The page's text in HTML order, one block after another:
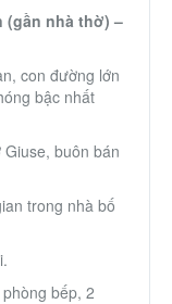
(gần nhà thờ) –
con đường lớn
bậc nhất
buôn bán
trong nhà bố
bếp, 2